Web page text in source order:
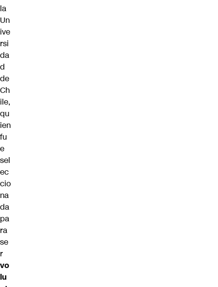
la
Un
ive
rsi
da
d
de
Ch
ile,
qu
ien
fu
e
sel
ec
cio
na
da
pa
ra
se
r
vo
lu